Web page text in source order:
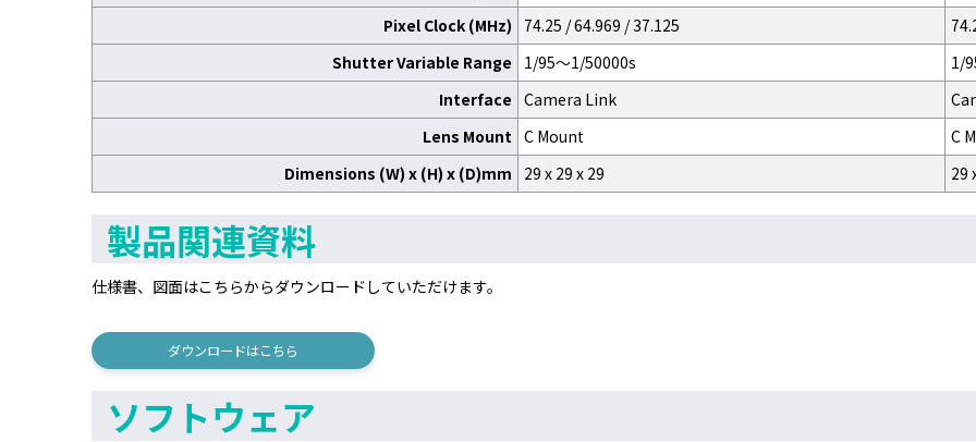
Pixel Clock (MHz)
74.25 / 64.969 / 37.125
Shutter Variable Range
1/95～1/50000s
1/
Interface Camera Link
Lens Mount C Mount
C
Dimensions (W) x (H) x (D)mm
29 x 29 x 29 29
製品関連資料
仕様書、図面はこちらからダウンロードしていただけます。
ダウンロードはこちら
ソフトウェア